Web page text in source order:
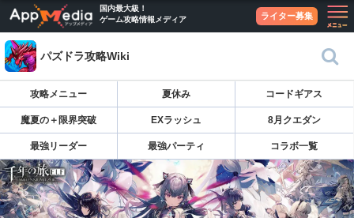
国内最大級！
ゲーム攻略情報メディア
ライター募集
パズドラ攻略Wiki
攻略メニュー 夏休み コードギアス
魔夏の＋限界突破 EXラッシュ 8月クエダン
最強リーダー 最強パーティ コラボ一覧